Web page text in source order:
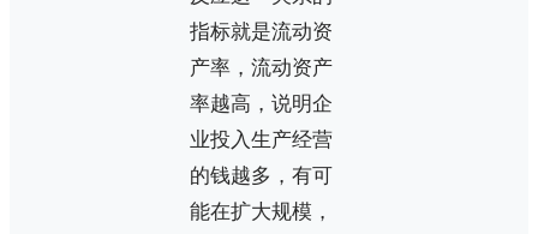
指标就是流动资
产率，流动资产
率越高，说明企
业投入生产经营
的钱越多，有可
能在扩大规模，